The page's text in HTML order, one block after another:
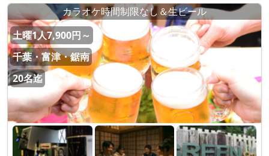
カラオケ時間制限なし＆生ビール
土曜1人7,900円～
千葉・富津・鋸南
20名迄